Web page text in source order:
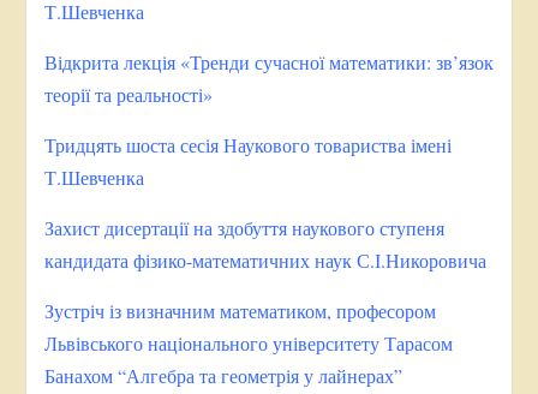
Т.Шевченка
Відкрита лекція «Тренди сучасної математики: зв’язок
теорії та реальності»
Тридцять шоста сесія Наукового товариства імені
Т.Шевченка
Захист дисертації на здобуття наукового ступеня
кандидата фізико-математичних наук С.І.Никоровича
Зустріч із визначним математиком, професором
Львівського національного університету Тарасом
Банахом “Алгебра та геометрія у лайнерах”